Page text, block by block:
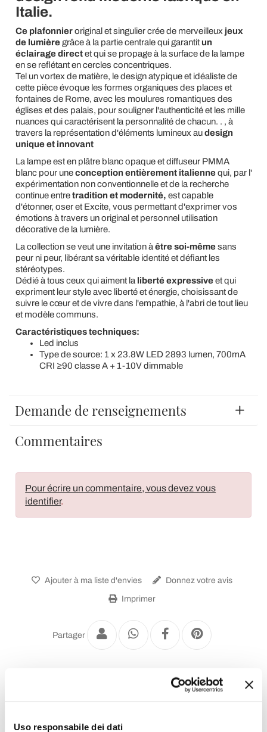
Uso responsabile dei dati
Italie.
Ce plafonnieroriginal et singulier crée de merveilleux jeux
de lumièregrâce à la partie centrale qui garantit un
éclairage directet qui se propage à la surface de la lampe
en se reflétant en cercles concentriques.
Tel un vortex de matière, le design atypique et idéaliste de
cette pièce évoque les formes organiques des places et
fontaines de Rome, avec les moulures romantiques des
églises et des palais, pour souligner l'authenticité et les mille
nuances qui caractérisent la personnalité de chacun. . , à
travers la représentation d'éléments lumineux audesign
unique et innovant
La lampe est en plâtre blanc opaque et diffuseur PMMA
blanc pour uneconception entièrement italiennequi, par l'
expérimentation non conventionnelle et de la recherche
continue entretradition et modernité, est capable
d'étonner, oser et Excite, vous permettant d'exprimer vos
émotions à travers un original et personnel utilisation
décorative de la lumière.
La collection se veut une invitation à être soi-mêmesans
peur ni peur, libérant sa véritable identité et défiant les
stéréotypes.
Dédié à tous ceux qui aiment la liberté expressiveet qui
expriment leur style avec liberté et énergie, choisissant de
suivre le cœur et de vivre dans l'empathie, à l'abri de tout lieu
et modèle communs.
Caractéristiques techniques:
Led inclus
Type de source: 1 x 23.8W LED 2893 lumen, 700mA
CRI ≥90 classe A + 1-10V dimmable
Demande de renseignements
Commentaires
Pour écrire un commentaire, vous devez vous
identifier.
Ajouter à ma liste d'envies Donnez votre avis
Imprimer
Partager
Plafonniers Design